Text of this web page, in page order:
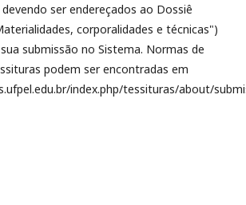
devendo ser endereçados ao Dossiê
corporalidades e técnicas")
submissão no Sistema. Normas de
podem ser encontradas em
index.php/tessituras/about/